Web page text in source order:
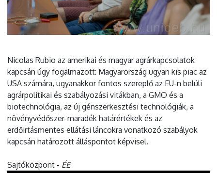
Nicolas Rubio az amerikai és magyar agrárkapcsolatok
kapcsán úgy fogalmazott: Magyarország ugyan kis piac az
USA számára, ugyanakkor fontos szereplő az EU-n belüli
agrárpolitikai és szabályozási vitákban, a GMO és a
biotechnológia, az új génszerkesztési technológiák, a
növényvédőszer-maradék határértékek és az
erdőirtásmentes ellátási láncokra vonatkozó szabályok
kapcsán határozott álláspontot képvisel.
Sajtóközpont - ÉE